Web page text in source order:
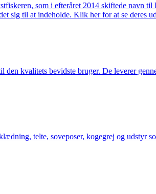
som i efteråret 2014 skiftede navn
sig til at indeholde. Klik her for at se deres
kvalitets bevidste bruger. De leverer
telte, soveposer, kogegrej og udstyr